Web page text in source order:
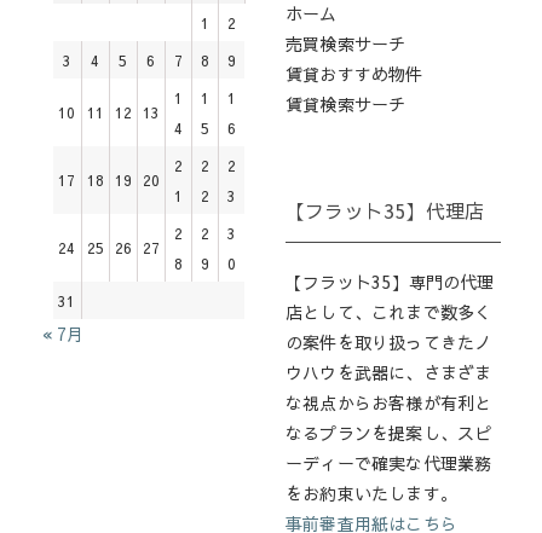
1
2
3
4 5 6 7 8 9
10 11 12 13
1
4
1
5
1
6
17 18 19 20
2
1
2
2
2
3
24 25 26 27
2
8
2
9
3
0
31
« 7月
ホーム
売買検索サーチ
賃貸おすすめ物件
賃貸検索サーチ
【フラット35】代理店
【フラット35】専門の代理
店として、これまで数多く
の案件を取り扱ってきたノ
ウハウを武器に、さまざま
な視点からお客様が有利と
なるプランを提案し、スピ
ーディーで確実な代理業務
をお約束いたします。
事前審査用紙はこちら